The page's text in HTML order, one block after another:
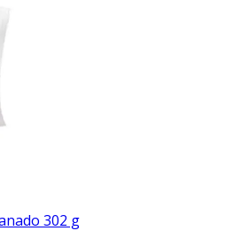
302 g